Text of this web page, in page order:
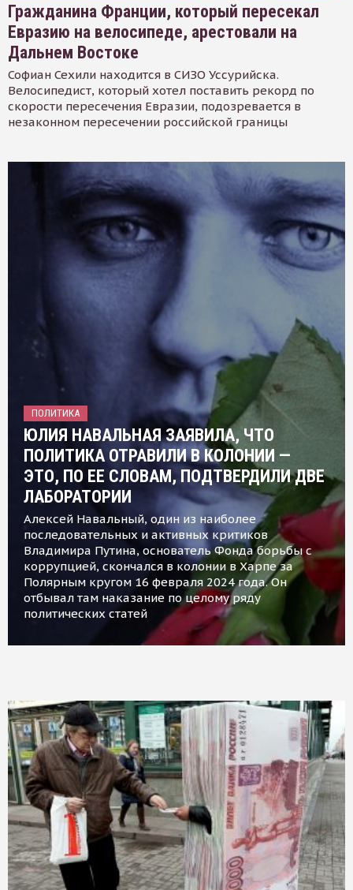
Гражданина Франции, который пересекал
Евразию на велосипеде, арестовали на
Дальнем Востоке
Софиан Сехили находится в СИЗО Уссурийска.
Велосипедист, который хотел поставить рекорд по
скорости пересечения Евразии, подозревается в
незаконном пересечении российской границы
ПОЛИТИКА
ЮЛИЯ НАВАЛЬНАЯ ЗАЯВИЛА, ЧТО
ПОЛИТИКА ОТРАВИЛИ В КОЛОНИИ —
ЭТО, ПО ЕЕ СЛОВАМ, ПОДТВЕРДИЛИ ДВЕ
ЛАБОРАТОРИИ
Алексей Навальный, один из наиболее
последовательных и активных критиков
Владимира Путина, основатель Фонда борьбы с
коррупцией, скончался в колонии в Харпе за
Полярным кругом 16 февраля 2024 года. Он
отбывал там наказание по целому ряду
политических статей